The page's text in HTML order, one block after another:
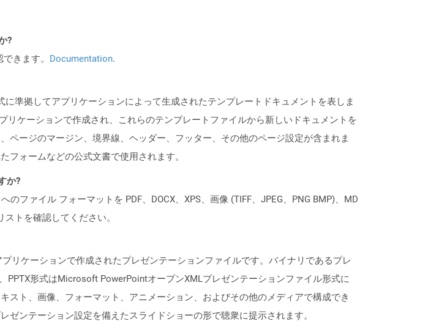
?
きます。 Documentation.
準拠してアプリケーションによって生成されたテンプレートドキュメントを表しま
リケーションで作成され、これらのテンプレートファイルから新しいドキュメントを
ページのマージン、境界線、ヘッダー、フッター、その他のページ設定が含まれま
フォームなどの公式文書で使用されます。
か?
ファイル フォーマットを PDF、DOCX、XPS、画像 (TIFF、JPEG、PNG BMP)、MD
ストを確認してください。
リケーションで作成されたプレゼンテーションファイルです。バイナリであるプレ
PPTX形式はMicrosoft PowerPointオープンXMLプレゼンテーションファイル形式に
スト、画像、フォーマット、アニメーション、およびその他のメディアで構成でき
ンテーション設定を備えたスライドショーの形で聴衆に提示されます。